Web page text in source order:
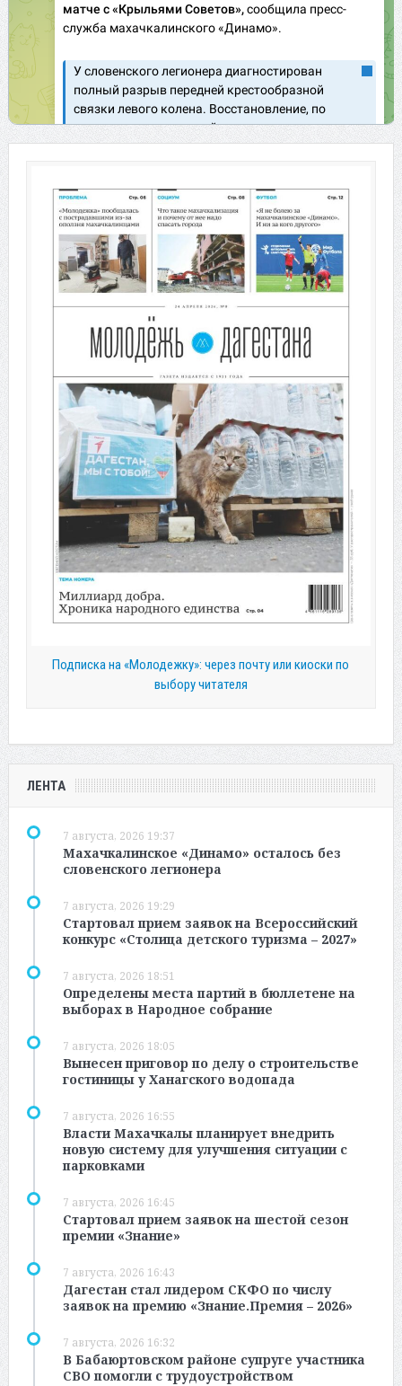
Подписка на «Молодежку»: через почту или киоски по
выбору читателя
ЛЕНТА
7 августа, 2026 19:37
Махачкалинское «Динамо» осталось без
словенского легионера
7 августа, 2026 19:29
Стартовал прием заявок на Всероссийский
конкурс «Столица детского туризма – 2027»
7 августа, 2026 18:51
Определены места партий в бюллетене на
выборах в Народное собрание
7 августа, 2026 18:05
Вынесен приговор по делу о строительстве
гостиницы у Ханагского водопада
7 августа, 2026 16:55
Власти Махачкалы планирует внедрить
новую систему для улучшения ситуации с
парковками
7 августа, 2026 16:45
Стартовал прием заявок на шестой сезон
премии «Знание»
7 августа, 2026 16:43
Дагестан стал лидером СКФО по числу
заявок на премию «Знание.Премия – 2026»
7 августа, 2026 16:32
В Бабаюртовском районе супруге участника
СВО помогли с трудоустройством